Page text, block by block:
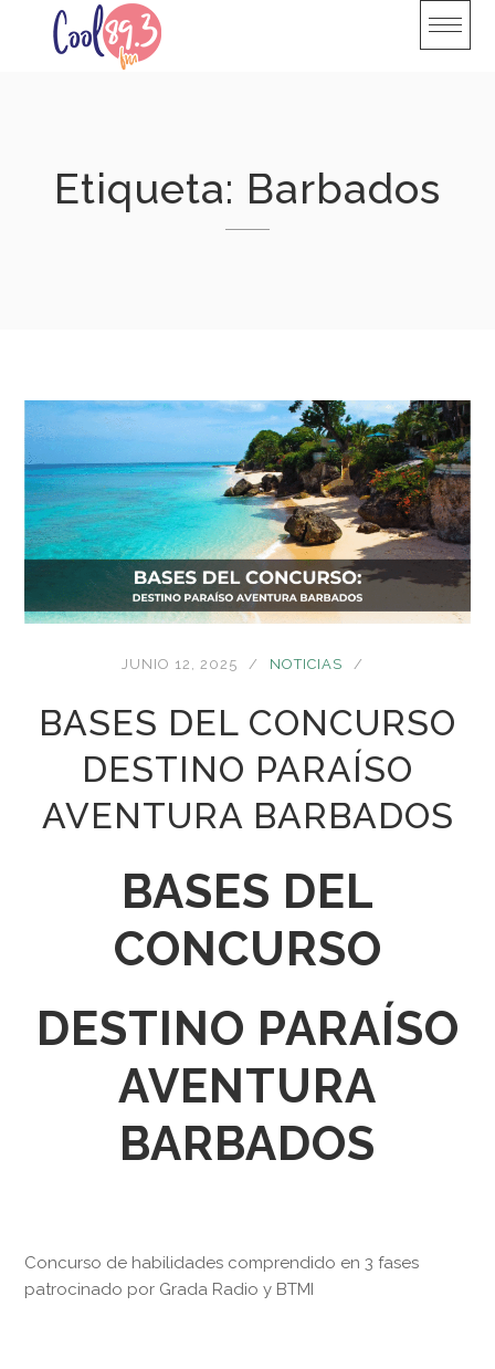
Etiqueta: Barbados
JUNIO 12, 2025 NOTICIAS
BASES DEL CONCURSO
DESTINO PARAÍSO
AVENTURA BARBADOS
BASES DEL
CONCURSO
DESTINO PARAÍSO
AVENTURA
BARBADOS
Concurso de habilidades comprendido en 3 fases
patrocinado por Grada Radio y BTMI